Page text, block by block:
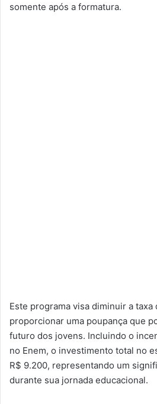
somente após a formatura.
Este programa visa diminuir a taxa
proporcionar uma poupança que
futuro dos jovens. Incluindo o
no Enem, o investimento total no
R$ 9.200, representando um
durante sua jornada educacional.